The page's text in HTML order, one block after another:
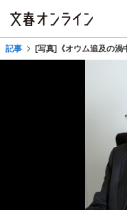
記事 [写真]《オウム追及の渦